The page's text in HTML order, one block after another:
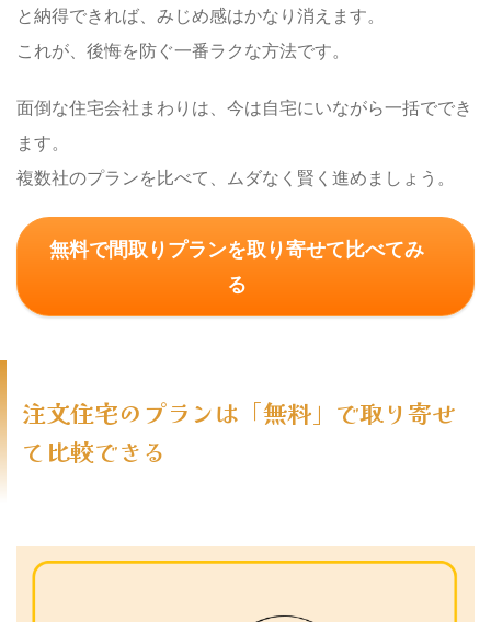
と納得できれば、みじめ感はかなり消えます。
これが、後悔を防ぐ一番ラクな方法です。
面倒な住宅会社まわりは、今は自宅にいながら一括ででき
ます。
複数社のプランを比べて、ムダなく賢く進めましょう。
無料で間取りプランを取り寄せて比べてみ
る
注文住宅のプランは「無料」で取り寄せ
て比較できる